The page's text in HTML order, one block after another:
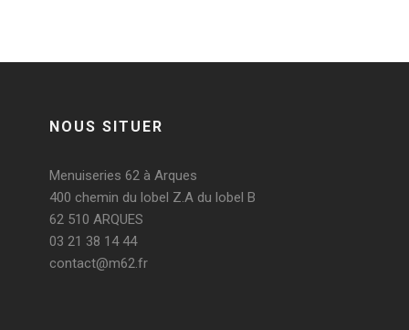
NOUS SITUER
Menuiseries 62 à Arques
400 chemin du lobel Z.A du lobel B
62 510 ARQUES
03 21 38 14 44
contact@m62.fr